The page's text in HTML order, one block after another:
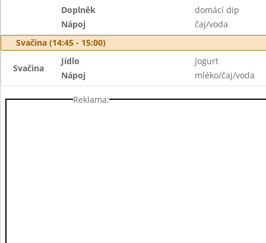
Doplněk
domácí dip
Nápoj
čaj/voda
Svačina (14:45 - 15:00)
Svačina
Jídlo
Jogurt
Nápoj
mléko/čaj/voda
Reklama: